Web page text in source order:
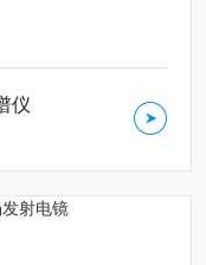
仪